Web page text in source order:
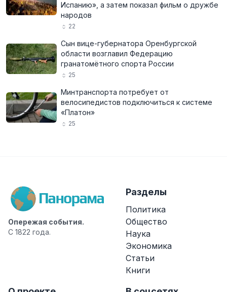
Испанию», а затем показал фильм о дружбе
народов
22
Сын вице-губернатора Оренбургской
области возглавил Федерацию
гранатомётного спорта России
25
Минтранспорта потребует от
велосипедистов подключиться к системе
«Платон»
25
Опережая события.
С 1822 года.
Разделы
Политика
Общество
Наука
Экономика
Статьи
Книги